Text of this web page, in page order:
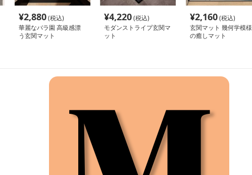
¥2,880(税込)
華麗なバラ園 高級感漂
う玄関マット
¥4,220(税込)
モダンストライプ玄関マ
ット
¥2,160(税込)
玄関マット 幾何学模様
の癒しマット